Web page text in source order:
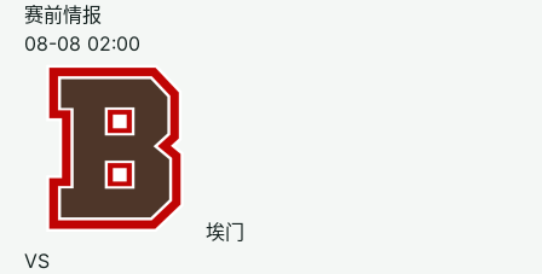
赛前情报
08-08 02:00
埃门
VS